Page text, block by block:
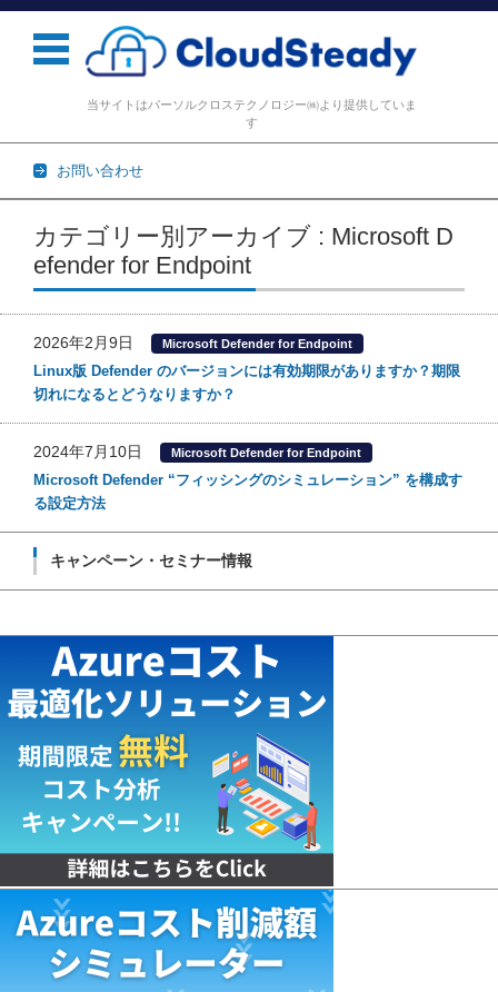
当サイトはパーソルクロステクノロジー㈱より提供していま
す
お問い合わせ
コンテンツに移動
カテゴリー別アーカイブ : Microsoft D
efender for Endpoint
2026年2月9日 Microsoft Defender for Endpoint
Linux版 Defender のバージョンには有効期限がありますか？期限
切れになるとどうなりますか？
2024年7月10日 Microsoft Defender for Endpoint
Microsoft Defender “フィッシングのシミュレーション” を構成す
る設定方法
キャンペーン・セミナー情報